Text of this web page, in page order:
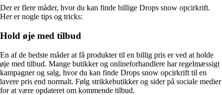
Der er flere måder, hvor du kan finde billige Drops snow opcirkrift.
Her er nogle tips og tricks:
Hold øje med tilbud
En af de bedste måder at få produkter til en billig pris er ved at holde
øje med tilbud. Mange butikker og onlineforhandlere har regelmæssigt
kampagner og salg, hvor du kan finde Drops snow opcirkrift til en
lavere pris end normalt. Følg strikkebutikker og sider på sociale medier
for at være opdateret om kommende tilbud.